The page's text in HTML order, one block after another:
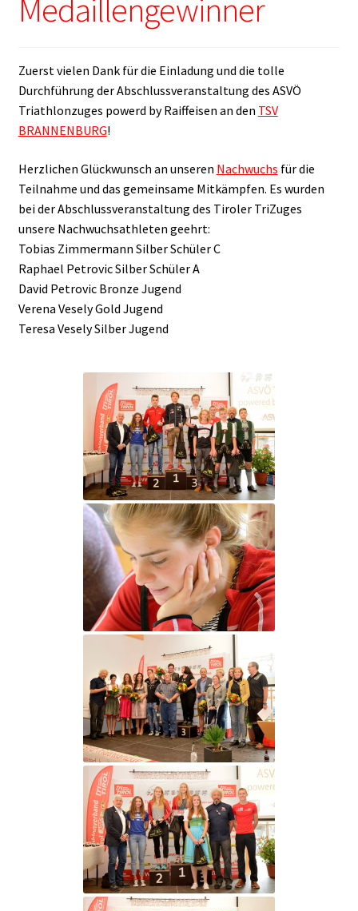
Medaillengewinner
Zuerst vielen Dank für die Einladung und die tolle
Durchführung der Abschlussveranstaltung des ASVÖ
Triathlonzuges powerd by Raiffeisen an den TSV
BRANNENBURG!
Herzlichen Glückwunsch an unseren Nachwuchs für die
Teilnahme und das gemeinsame Mitkämpfen. Es wurden
bei der Abschlussveranstaltung des Tiroler TriZuges
unsere Nachwuchsathleten geehrt:
Tobias Zimmermann Silber Schüler C
Raphael Petrovic Silber Schüler A
David Petrovic Bronze Jugend
Verena Vesely Gold Jugend
Teresa Vesely Silber Jugend